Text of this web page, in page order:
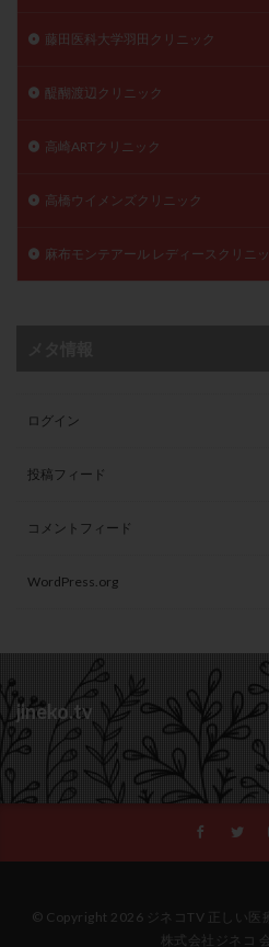
藤田医科大学羽田クリニック
醍醐渡辺クリニック
高崎ARTクリニック
高橋ウイメンズクリニック
麻布モンテアール レディースクリニ
ログイン
投稿フィード
コメントフィード
WordPress.org
jineko.tv
© Copyright 2026 ジネコTV 正しい医
株式会社ジネコ